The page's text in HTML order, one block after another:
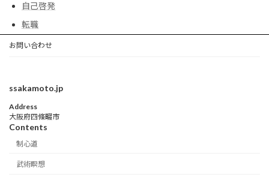
自己啓発
転職
お問い合わせ
ssakamoto.jp
Address
大阪府四條畷市
Contents
制心道
武術瞑想